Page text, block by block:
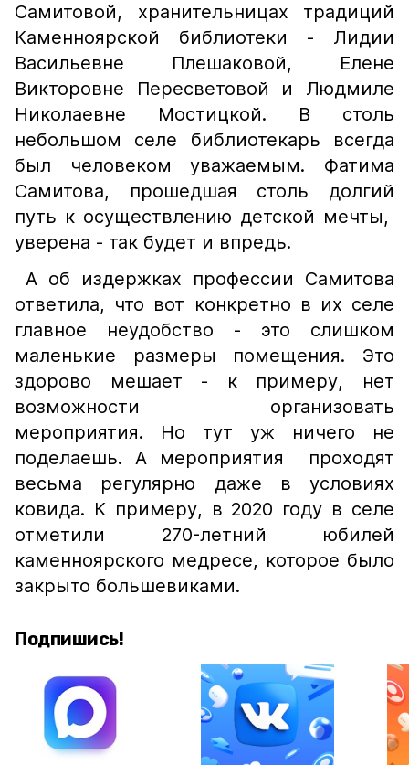
Самитовой, хранительницах традиций
Каменноярской библиотеки - Лидии
Васильевне Плешаковой, Елене
Викторовне Пересветовой и Людмиле
Николаевне Мостицкой. В столь
небольшом селе библиотекарь всегда
был человеком уважаемым. Фатима
Самитова, прошедшая столь долгий
путь к осуществлению детской мечты,
уверена - так будет и впредь.
А об издержках профессии Самитова
ответила, что вот конкретно в их селе
главное неудобство - это слишком
маленькие размеры помещения. Это
здорово мешает - к примеру, нет
возможности организовать
мероприятия. Но тут уж ничего не
поделаешь. А мероприятия проходят
весьма регулярно даже в условиях
ковида. К примеру, в 2020 году в селе
отметили 270-летний юбилей
каменноярского медресе, которое было
закрыто большевиками.
Подпишись!